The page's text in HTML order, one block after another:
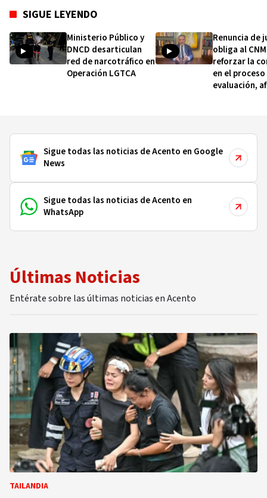
SIGUE LEYENDO
Ministerio Público y
DNCD desarticulan
red de narcotráfico en
Operación LGTCA
Renuncia de
obliga al
reforzar la
en el
evaluación,
Sigue todas las noticias de Acento en Google
News
Sigue todas las noticias de Acento en
WhatsApp